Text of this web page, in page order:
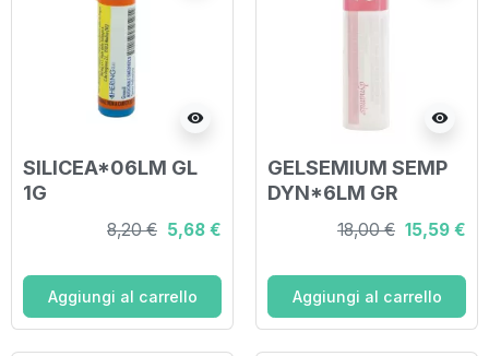
visibility
SILICEA*06LM GL
1G
8,20 € 5,68 €
Aggiungi al carrello
visibility
GELSEMIUM SEMP
DYN*6LM GR
18,00 € 15,59 €
Aggiungi al carrello